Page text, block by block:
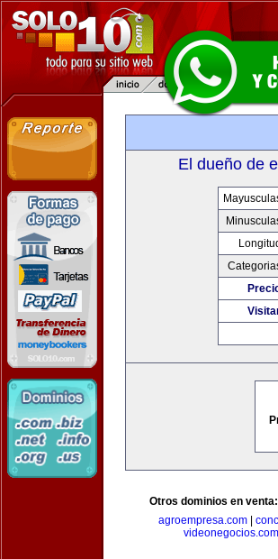
El dueño de
Otros dominios en venta:
agroempresa.com
videonegocios.com